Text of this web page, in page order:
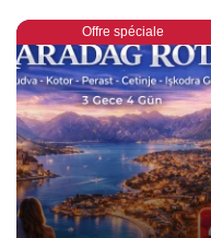
Offre spéciale